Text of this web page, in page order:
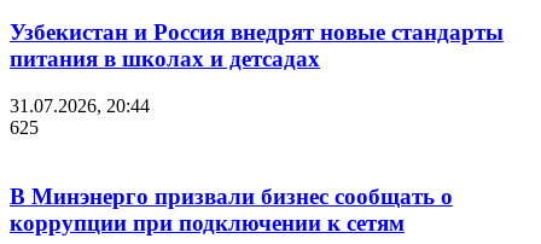
Узбекистан и Россия внедрят новые стандарты
питания в школах и детсадах
31.07.2026, 20:44
625
В Минэнерго призвали бизнес сообщать о
коррупции при подключении к сетям